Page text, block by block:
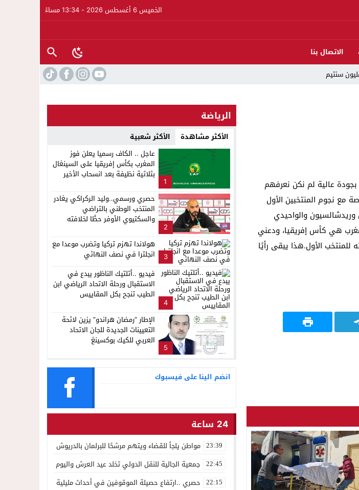
الخميس 6 أغسطس 2026 - 13:34 مساءً
الاتصال بنا
13:06 المغاربةةصف واحد لموجهة الإشاعة والتحريض وحملات التضليل
22:51 المحمدية تسدل الستار على الدورة الثالثة لمهرجان العيطة المرساوية
بجودة عالية لم نكن نعرفهم
مع نجوم المنتخبين الأول
والواحيدي
هي كأس إفريقيا، ودعني
للمنتخب الأول.هذا يبقى رأيًا
الرياضة
الأكثر مشاهدة الأكثر شعبية
1
عاجل .. الكاف رسميا يعلن فوز
المغرب بكأس إفريقيا على السينغال
بثلاثية نظيفة بعد انسحاب الأخير
2
حصري ورسمي..وليد الركراكي يغادر
المنتخب الوطني بالتراضي
والسكتيوي الأوفر حظًا لخلافته
3
هولاندا تهزم تركيا وتضرب موعدا مع
انجلترا في نصف النهائي
4
فيديو ..أتلتيك الناظور يبدع في
الاستقبال ورحلة الاتحاد الرياضي ابن
الطيب تنجح بكل المقاييس
5
الإطار “رمضان هراندو” يزين لائحة
التعيينات الجديدة للجان الاتحاد
العربي للكيك بوكسينغ
انضم الينا على فيسبوك
24 ساعة
23:39 مواطن يلجأ للقضاء ويتهم مرشحًا للبرلمان بالدريوش بالاستيلاء على 22 مليون سنتيم
22:45 جمعية الجالية للنقل الدولي تخلد عيد العرش واليوم الوطني للمهاجر
22:15 حصري ..ارتفاع حصيلة الموقوفين في أحداث مليلية إلى 82 شخصًا وتحقيقات تقود إلى متابعات جنائية ثقيلة